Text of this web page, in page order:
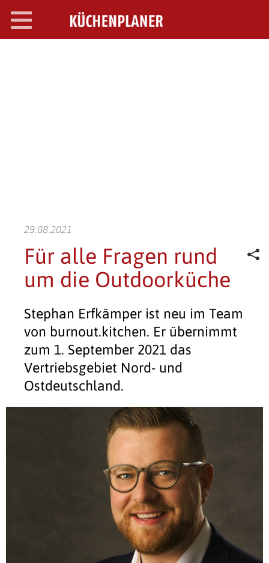
Toggle
navigation
29.08.2021
Für alle Fragen rund
um die Outdoorküche
Stephan Erfkämper ist neu im Team
von burnout.kitchen. Er übernimmt
zum 1. September 2021 das
Vertriebsgebiet Nord- und
Ostdeutschland.